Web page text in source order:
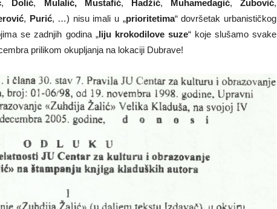
, Dolić, Mulalić, Mustafić, Hadžić, Muhamedagić,Zubović,
, Purić, …) nisu imali u „prioritetima“ dovršetak urbanističkog
se zadnjih godina „liju krokodilove suze“ koje slušamo svake
prilikom okupljanja na lokaciji Dubrave!